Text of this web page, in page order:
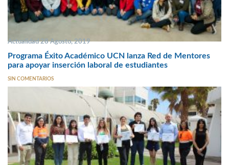
Actualidad 28 Agosto, 2019
Programa Éxito Académico UCN lanza Red de Mentores
para apoyar inserción laboral de estudiantes
SIN COMENTARIOS